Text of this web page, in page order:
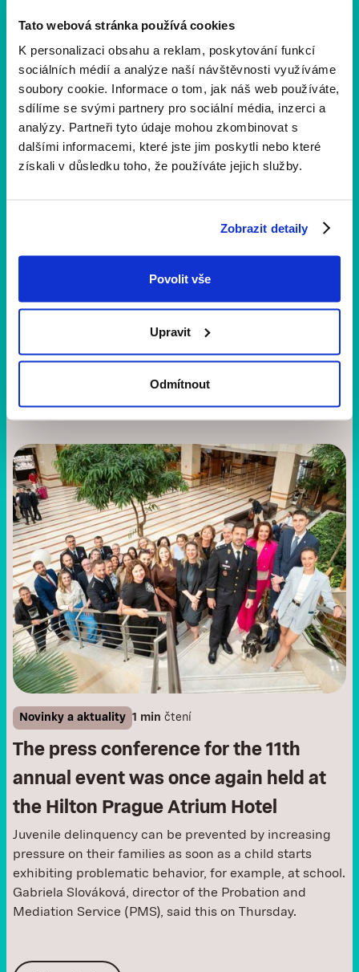
Tato webová stránka používá cookies
K personalizaci obsahu a reklam, poskytování funkcí
sociálních médií a analýze naší návštěvnosti využíváme
soubory cookie. Informace o tom, jak náš web používáte,
sdílíme se svými partnery pro sociální média, inzerci a
analýzy. Partneři tyto údaje mohou zkombinovat s
dalšími informacemi, které jste jim poskytli nebo které
získali v důsledku toho, že používáte jejich služby.
Zobrazit detaily
Povolit vše
Upravit
Odmítnout
Co vás čeká na 11. ročníku? Projděte si
Yellow Ribbon Run. Prohlédněte si podrobný program a
přijďte se 11. června proběhnout nebo projít.
Nezapomeňte, že online registrace běží do 9. června,
Novinky a aktuality 1 min čtení
The press conference for the 11th
annual event was once again held at
the Hilton Prague Atrium Hotel
Juvenile delinquency can be prevented by increasing
pressure on their families as soon as a child starts
exhibiting problematic behavior, for example, at school.
Gabriela Slováková, director of the Probation and
Mediation Service (PMS), said this on Thursday.